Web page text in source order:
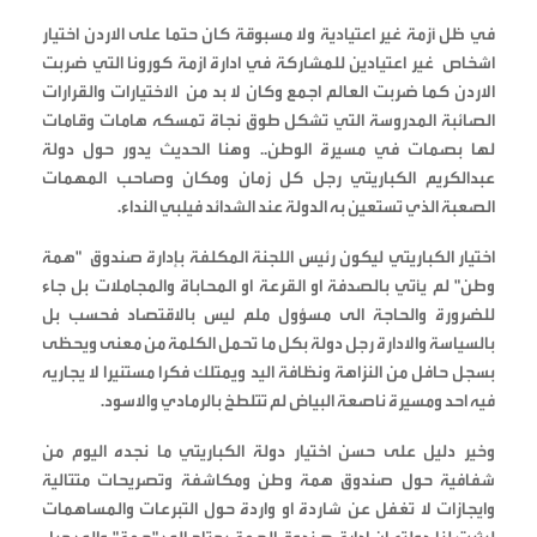
في ظل أزمة غير اعتيادية ولا مسبوقة كان حتما على الاردن اختيار
اشخاص غير اعتيادين للمشاركة في ادارة ازمة كورونا التي ضربت
الاردن كما ضربت العالم اجمع وكان لا بد من الاختيارات والقرارات
الصائبة المدروسة التي تشكل طوق نجاة تمسكه هامات وقامات
لها بصمات في مسيرة الوطن.. وهنا الحديث يدور حول دولة
عبدالكريم الكباريتي رجل كل زمان ومكان وصاحب المهمات
الصعبة الذي تستعين به الدولة عند الشدائد فيلبي النداء.
اختيار الكباريتي ليكون رئيس اللجنة المكلفة بإدارة صندوق "همة
وطن" لم يأتي بالصدفة او القرعة او المحاباة والمجاملات بل جاء
للضرورة والحاجة الى مسؤول ملم ليس بالاقتصاد فحسب بل
بالسياسة والادارة رجل دولة بكل ما تحمل الكلمة من معنى ويحظى
بسجل حافل من النزاهة ونظافة اليد ويمتلك فكرا مستنيرا لا يجاريه
فيه احد ومسيرة ناصعة البياض لم تتلطخ بالرمادي والاسود.
وخير دليل على حسن اختيار دولة الكباريتي ما نجده اليوم من
شفافية حول صندوق همة وطن ومكاشفة وتصريحات متتالية
وايجازات لا تغفل عن شاردة او واردة حول التبرعات والمساهمات